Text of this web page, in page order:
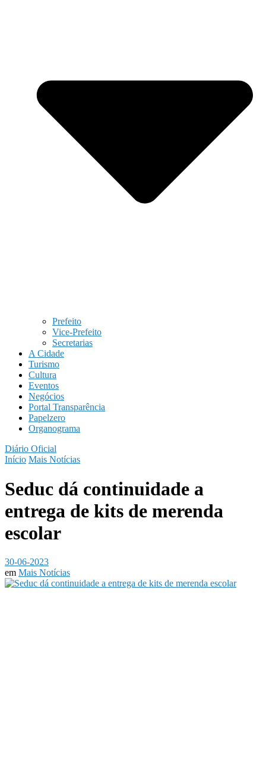
Prefeito
Vice-Prefeito
Secretarias
A Cidade
Turismo
Cultura
Eventos
Negócios
Portal Transparência
Papelzero
Organograma
Diário Oficial
Início Mais Notícias
Seduc dá continuidade a
entrega de kits de merenda
escolar
30-06-2023
em Mais Notícias